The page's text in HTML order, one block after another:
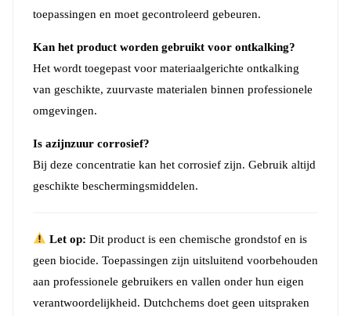
toepassingen en moet gecontroleerd gebeuren.
Kan het product worden gebruikt voor ontkalking?
Het wordt toegepast voor materiaalgerichte ontkalking
van geschikte, zuurvaste materialen binnen professionele
omgevingen.
Is azijnzuur corrosief?
Bij deze concentratie kan het corrosief zijn. Gebruik altijd
geschikte beschermingsmiddelen.
Let op: Dit product is een chemische grondstof en is
geen biocide. Toepassingen zijn uitsluitend voorbehouden
aan professionele gebruikers en vallen onder hun eigen
verantwoordelijkheid. Dutchchems doet geen uitspraken